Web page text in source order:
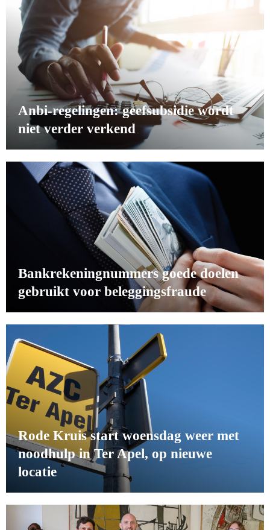
Anbi-regelingen: geefsubsidie wordt
niet verder verkend
Bankrekeningnummers goede doelen
gebruikt voor beleggingsfraude
Rode Kruis start woensdag weer met
noodhulp in Ter Apel, op nieuwe
locatie